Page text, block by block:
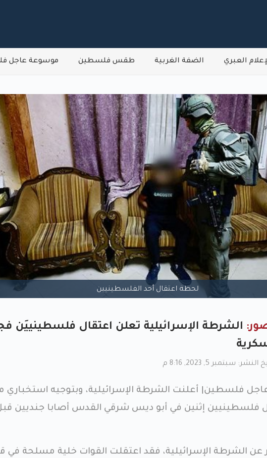
العبري الضفة الغربية طقس فلسطين موسوعة عاجل
لحظة اعتقال أحد الفلسطينيين
الشرطة الإسرائيلية تعلن اعتقال فلسطينييَن
النشر: سبتمبر 5, 2023, 8:16 م
فلسطين| أعلنت الشرطة الإسرائيلية، وبتوجيه استخباري
فلسطينيين إثنين في أبو ديس شرقي القدس أصابا جنديين
عن الشرطة الإسرائيلية، فقد اعتقلت القوات خلية مسلحة في